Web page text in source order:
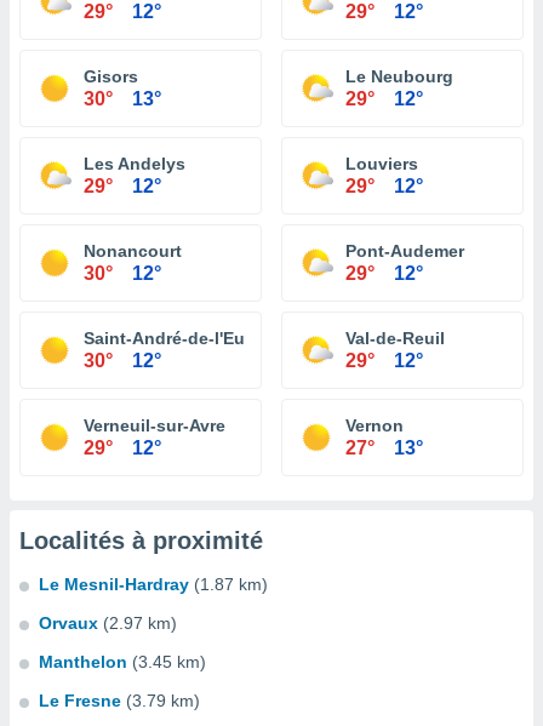
29° 12° 29° 12°
Gisors
30° 13°
Le Neubourg
29° 12°
Les Andelys
29° 12°
Louviers
29° 12°
Nonancourt
30° 12°
Pont-Audemer
29° 12°
Saint-André-de-l'Eure
30° 12°
Val-de-Reuil
29° 12°
Verneuil-sur-Avre
29° 12°
Vernon
27° 13°
Localités à proximité
Le Mesnil-Hardray (1.87 km)
Orvaux (2.97 km)
Manthelon (3.45 km)
Le Fresne (3.79 km)